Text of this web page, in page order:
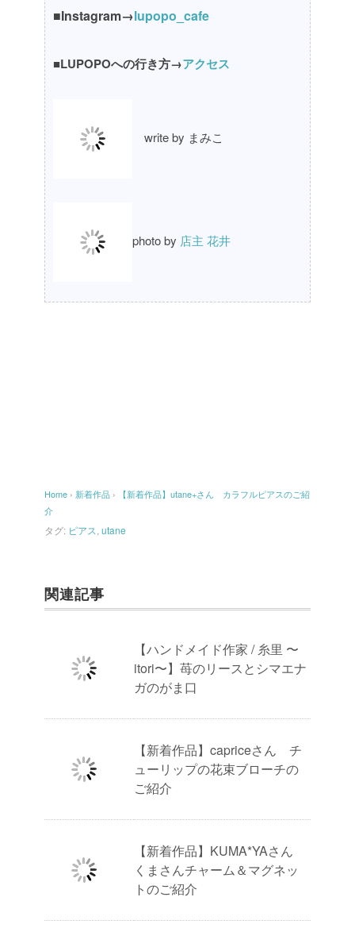
■Instagram→lupopo_cafe
■LUPOPOへの行き方→アクセス
write by まみこ
photo by 店主 花井
Home › 新着作品 ›
【新着作品】utane+さん カラフルピアスのご紹
介
タグ: ピアス utane
関連記事
【ハンドメイド作家 / 糸里 〜
itori〜】苺のリースとシマエナ
ガのがま口
【新着作品】capriceさん チ
ューリップの花束ブローチの
ご紹介
【新着作品】KUMA*YAさん
くまさんチャーム＆マグネッ
トのご紹介